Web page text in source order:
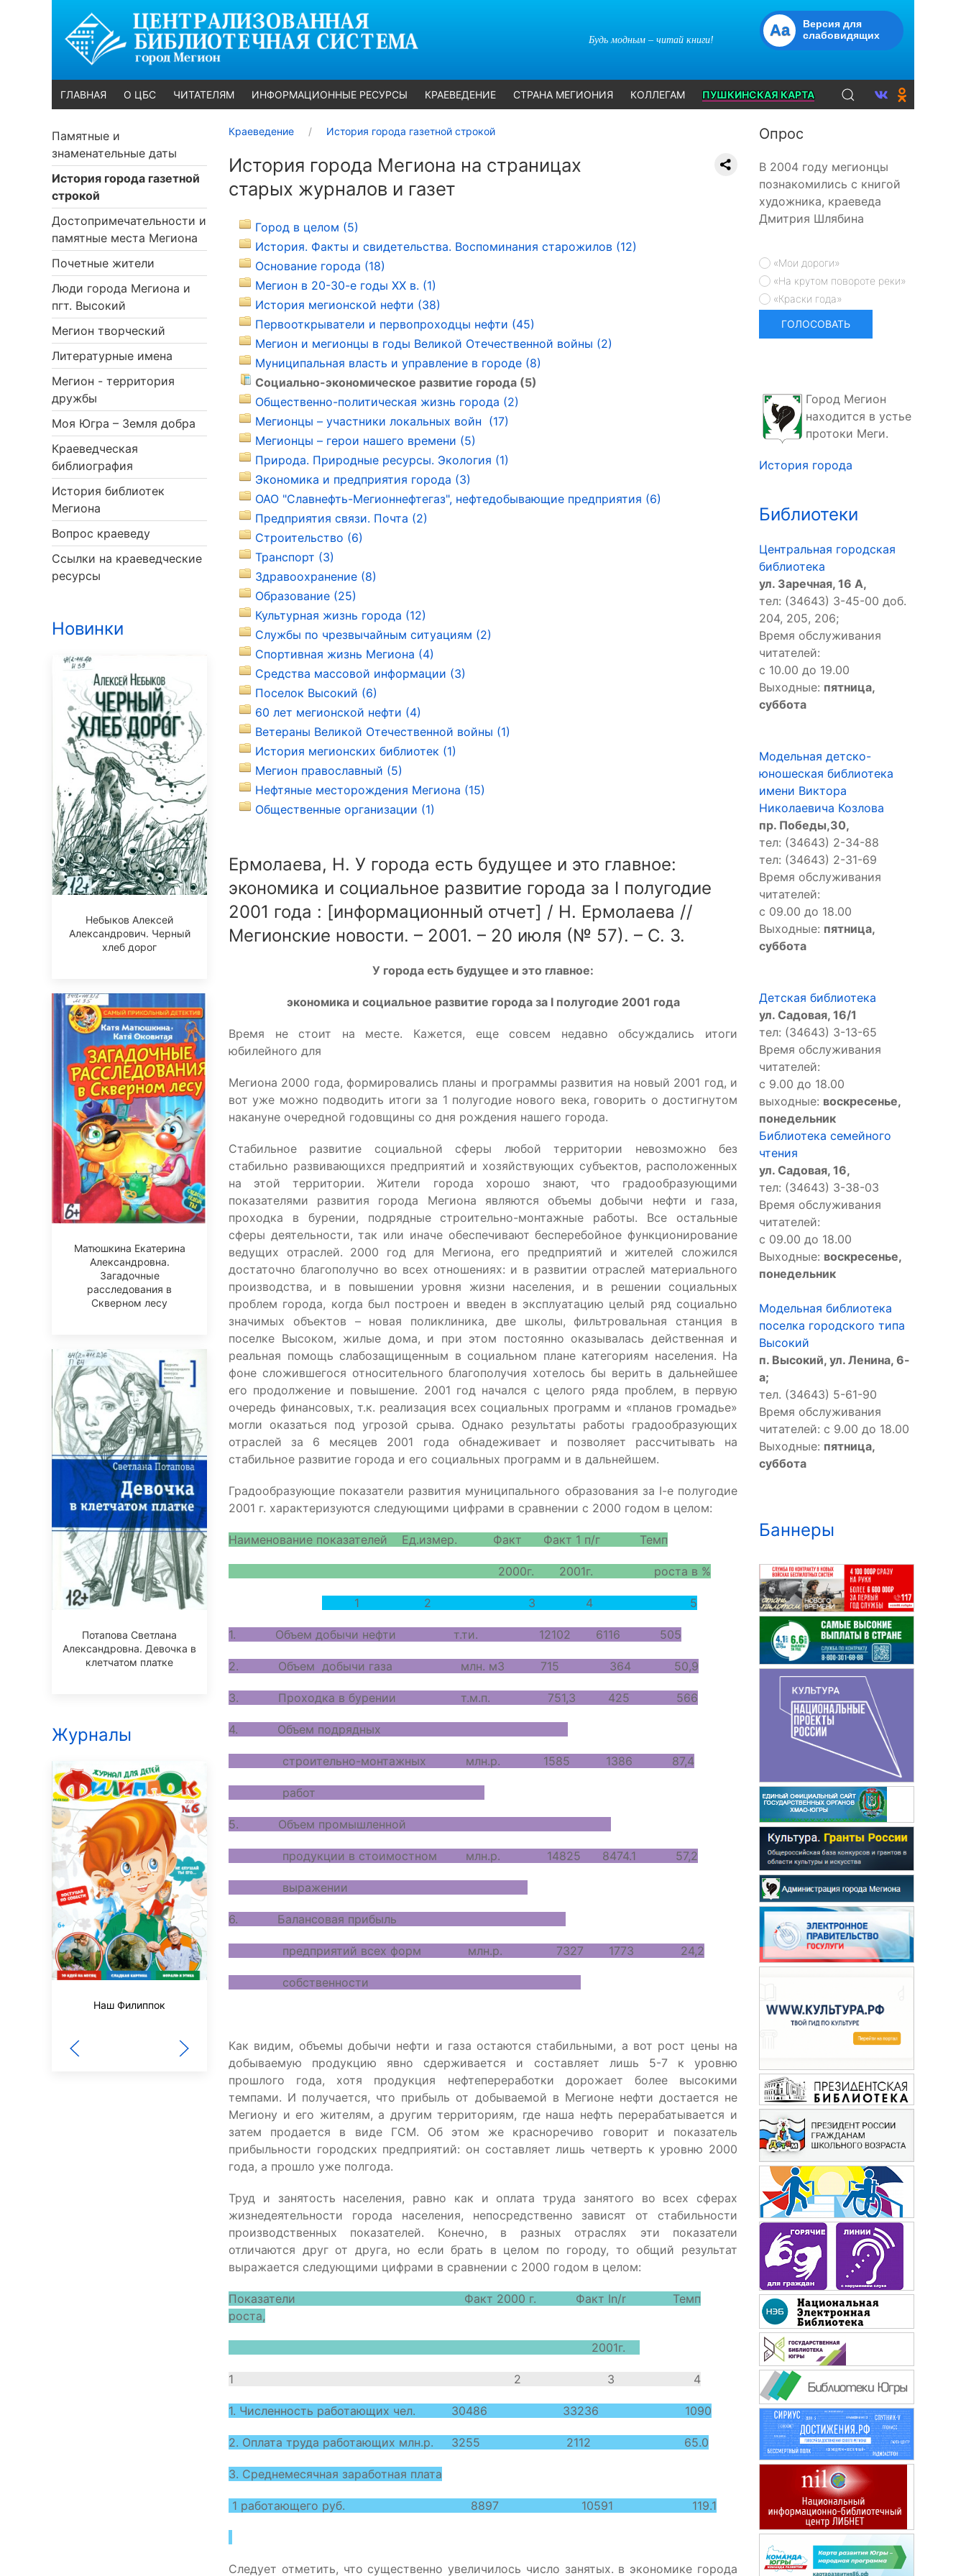
Будь модным – читай книги!
Aa
Версия для
слабовидящих
ГЛАВНАЯ О ЦБС ЧИТАТЕЛЯМ ИНФОРМАЦИОННЫЕ РЕСУРСЫ КРАЕВЕДЕНИЕ СТРАНА МЕГИОНИЯ КОЛЛЕГАМ ПУШКИНСКАЯ КАРТА
Памятные и
знаменательные даты
История города газетной
строкой
Достопримечательности и
памятные места Мегиона
Почетные жители
Люди города Мегиона и
пгт. Высокий
Мегион творческий
Литературные имена
Мегион - территория
дружбы
Моя Югра – Земля добра
Краеведческая
библиография
История библиотек
Мегиона
Вопрос краеведу
Ссылки на краеведческие
ресурсы
Новинки
Небыков Алексей
Александрович. Черный
хлеб дорог
Матюшкина Екатерина
Александровна.
Загадочные
расследования в
Скверном лесу
Потапова Светлана
Александровна. Девочка в
клетчатом платке
Журналы
Наш Филиппок
Краеведение История города газетной строкой
История города Мегиона на страницах
старых журналов и газет
Город в целом (5)
История. Факты и свидетельства. Воспоминания старожилов (12)
Основание города (18)
Мегион в 20-30-е годы ХХ в. (1)
История мегионской нефти (38)
Первооткрыватели и первопроходцы нефти (45)
Мегион и мегионцы в годы Великой Отечественной войны (2)
Муниципальная власть и управление в городе (8)
Социально-экономическое развитие города (5)
Общественно-политическая жизнь города (2)
Мегионцы – участники локальных войн (17)
Мегионцы – герои нашего времени (5)
Природа. Природные ресурсы. Экология (1)
Экономика и предприятия города (3)
ОАО "Славнефть-Мегионнефтегаз", нефтедобывающие предприятия (6)
Предприятия связи. Почта (2)
Строительство (6)
Транспорт (3)
Здравоохранение (8)
Образование (25)
Культурная жизнь города (12)
Службы по чрезвычайным ситуациям (2)
Спортивная жизнь Мегиона (4)
Средства массовой информации (3)
Поселок Высокий (6)
60 лет мегионской нефти (4)
Ветераны Великой Отечественной войны (1)
История мегионских библиотек (1)
Мегион православный (5)
Нефтяные месторождения Мегиона (15)
Общественные организации (1)
Ермолаева, Н. У города есть будущее и это главное:
экономика и социальное развитие города за I полугодие
2001 года : [информационный отчет] / Н. Ермолаева //
Мегионские новости. – 2001. – 20 июля (№ 57). – С. 3.
У города есть будущее и это главное:
экономика и социальное развитие города за I полугодие 2001 года
Время не стоит на месте. Кажется, еще совсем недавно обсуждались итоги
юбилейного для
Мегиона 2000 года, формировались планы и программы развития на новый 2001 год, и
вот уже можно подводить итоги за 1 полугодие нового века, говорить о достигнутом
накануне очередной годовщины со дня рождения нашего города.
Стабильное развитие социальной сферы любой территории невозможно без
стабильно развивающихся предприятий и хозяйствующих субъектов, расположенных
на этой территории. Жители города хорошо знают, что градообразующими
показателями развития города Мегиона являются объемы добычи нефти и газа,
проходка в бурении, подрядные строительно-монтажные работы. Все остальные
сферы деятельности, так или иначе обеспечивают бесперебойное функционирование
ведущих отраслей. 2000 год для Мегиона, его предприятий и жителей сложился
достаточно благополучно во всех отношениях: и в развитии отраслей материального
производства, и в повышении уровня жизни населения, и в решении социальных
проблем города, когда был построен и введен в эксплуатацию целый ряд социально
значимых объектов – новая поликлиника, две школы, фильтровальная станция в
поселке Высоком, жилые дома, и при этом постоянно оказывалась действенная и
реальная помощь слабозащищенным в социальном плане категориям населения. На
фоне сложившегося относительного благополучия хотелось бы верить в дальнейшее
его продолжение и повышение. 2001 год начался с целого ряда проблем, в первую
очередь финансовых, т.к. реализация всех социальных программ и «планов громадье»
могли оказаться под угрозой срыва. Однако результаты работы градообразующих
отраслей за 6 месяцев 2001 года обнадеживает и позволяет рассчитывать на
стабильное развитие города и его социальных программ и в дальнейшем.
Градообразующие показатели развития муниципального образования за I-e полугодие
2001 г. характеризуются следующими цифрами в сравнении с 2000 годом в целом:
Наименование показателей Ед.измер. Факт Факт 1 п/г Темп
2000г. 2001г. роста в %
1 2 3 4 5
1. Объем добычи нефти т.ти. 12102 6116 505
2. Объем добычи газа млн. м3 715 364 50,9
3. Проходка в бурении т.м.п. 751,3 425 566
4. Объем подрядных
строительно-монтажных млн.р. 1585 1386 87,4
работ
5. Объем промышленной
продукции в стоимостном млн.р. 14825 8474.1 57,2
выражении
6. Балансовая прибыль
предприятий всех форм млн.р. 7327 1773 24,2
собственности
Как видим, объемы добычи нефти и газа остаются стабильными, а вот рост цены на
добываемую продукцию явно сдерживается и составляет лишь 5-7 к уровню
прошлого года, хотя продукция нефтепереработки дорожает более высокими
темпами. И получается, что прибыль от добываемой в Мегионе нефти достается не
Мегиону и его жителям, а другим территориям, где наша нефть перерабатывается и
затем продается в виде ГСМ. Об этом же красноречиво говорит и показатель
прибыльности городских предприятий: он составляет лишь четверть к уровню 2000
года, а прошло уже полгода.
Труд и занятость населения, равно как и оплата труда занятого во всех сферах
жизнедеятельности города населения, непосредственно зависят от стабильности
производственных показателей. Конечно, в разных отраслях эти показатели
отличаются друг от друга, но если брать в целом по городу, то общий результат
выражается следующими цифрами в сравнении с 2000 годом в целом:
Показатели Факт 2000 г. Факт In/r Темп
роста,
2001г.
1 2 3 4
1. Численность работающих чел. 30486 33236 1090
2. Оплата труда работающих млн.р. 3255 2112 65.0
З. Среднемесячная заработная плата
1 работающего руб. 8897 10591 119.1
Следует отметить, что существенно увеличилось число занятых. в экономике города
Опрос
В 2004 году мегионцы
познакомились с книгой
художника, краеведа
Дмитрия Шлябина
«Мои дороги»
«На крутом повороте реки»
«Краски года»
Город Мегион
находится в устье
протоки Меги.
История города
Библиотеки
Центральная городская
библиотека
ул. Заречная, 16 А,
тел: (34643) 3-45-00 доб.
204, 205, 206;
Время обслуживания
читателей:
с 10.00 до 19.00
Выходные: пятница,
суббота
Модельная детско-
юношеская библиотека
имени Виктора
Николаевича Козлова
пр. Победы,30,
тел: (34643) 2-34-88
тел: (34643) 2-31-69
Время обслуживания
читателей:
с 09.00 до 18.00
Выходные: пятница,
суббота
Детская библиотека
ул. Садовая, 16/1
тел: (34643) 3-13-65
Время обслуживания
читателей:
с 9.00 до 18.00
выходные: воскресенье,
понедельник
Библиотека семейного
чтения
ул. Садовая, 16,
тел: (34643) 3-38-03
Время обслуживания
читателей:
с 09.00 до 18.00
Выходные: воскресенье,
понедельник
Модельная библиотека
поселка городского типа
Высокий
п. Высокий, ул. Ленина, 6-
а;
тел. (34643) 5-61-90
Время обслуживания
читателей: с 9.00 до 18.00
Выходные: пятница,
суббота
Баннеры